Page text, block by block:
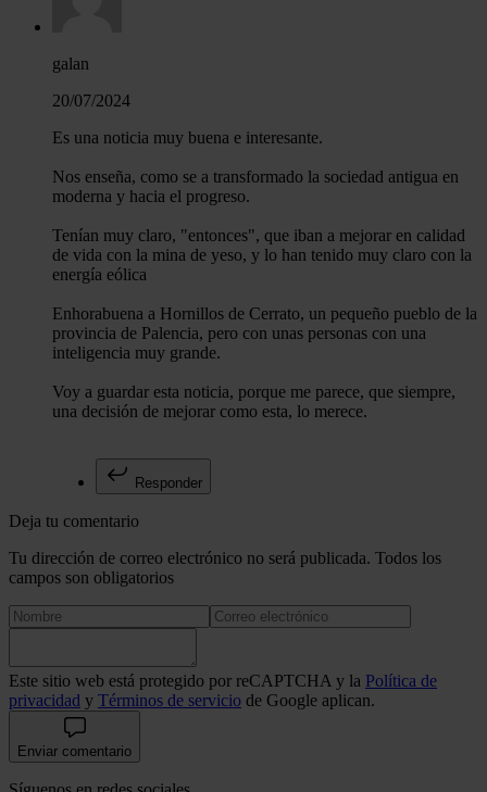
galan
20/07/2024
Es una noticia muy buena e interesante.
Nos enseña, como se a transformado la sociedad antigua en
moderna y hacia el progreso.
Tenían muy claro, "entonces", que iban a mejorar en calidad
de vida con la mina de yeso, y lo han tenido muy claro con la
energía eólica
Enhorabuena a Hornillos de Cerrato, un pequeño pueblo de la
provincia de Palencia, pero con unas personas con una
inteligencia muy grande.
Voy a guardar esta noticia, porque me parece, que siempre,
una decisión de mejorar como esta, lo merece.
Responder
Deja tu comentario
Tu dirección de correo electrónico no será publicada. Todos los
campos son obligatorios
Este sitio web está protegido por reCAPTCHA y la Política de
privacidad y Términos de servicio de Google aplican.
Enviar comentario